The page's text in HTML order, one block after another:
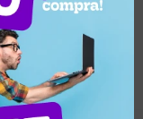
más